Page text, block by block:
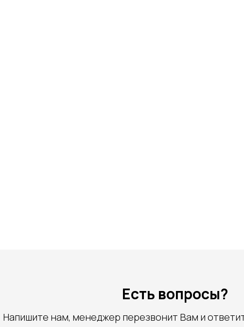
Есть вопросы?
Напишите нам, менеджер перезвонит Вам и